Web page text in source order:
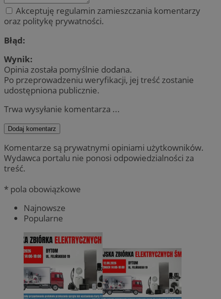
Akceptuję regulamin zamieszczania komentarzy
oraz politykę prywatności.
Błąd:
Wynik:
Opinia została pomyślnie dodana.
Po przeprowadzeniu weryfikacji, jej treść zostanie
udostępniona publicznie.
Trwa wysyłanie komentarza ...
Dodaj komentarz
Komentarze są prywatnymi opiniami użytkowników.
Wydawca portalu nie ponosi odpowiedzialności za
treść.
* pola obowiązkowe
Najnowsze
Popularne